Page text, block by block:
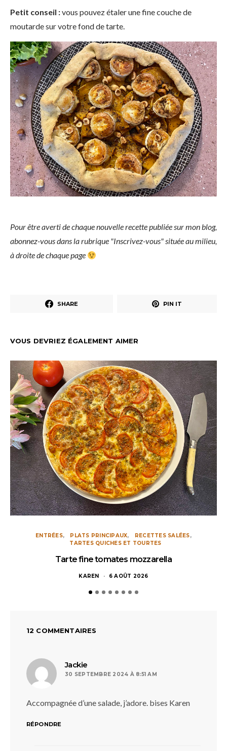
Petit conseil :vous pouvez étaler une fine couche de
moutarde sur votre fond de tarte.
Pour être averti de chaque nouvelle recette publiée sur mon blog,
abonnez-vous dans la rubrique "Inscrivez-vous" située au milieu,
à droite de chaque page
SHARE PIN IT
VOUS DEVRIEZ ÉGALEMENT AIMER
ENTRÉES PLATS PRINCIPAUX
RECETTES SALÉES
TARTES QUICHES ET TOURTES
Tarte fine tomates mozzarella
KAREN 6 AOÛT 2026
12 COMMENTAIRES
Jackie
30 SEPTEMBRE 2024 À 8:51 AM
Accompagnée d’une salade, j’adore. bises Karen
RÉPONDRE